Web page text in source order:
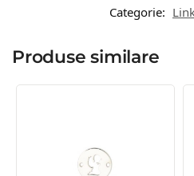
Categorie:
Produse similare